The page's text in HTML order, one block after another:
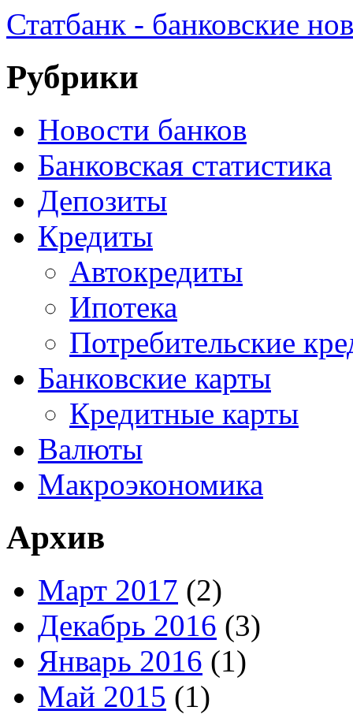
Статбанк - банковские
Рубрики
Новости банков
Банковская статистика
Депозиты
Кредиты
Автокредиты
Ипотека
Потребительские
Банковские карты
Кредитные карты
Валюты
Макроэкономика
Архив
Март 2017 (2)
Декабрь 2016 (3)
Январь 2016 (1)
Май 2015 (1)